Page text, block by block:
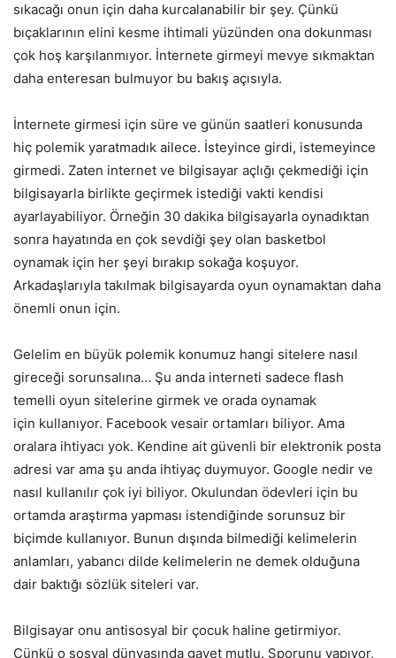
sıkacağı onun için daha kurcalanabilir bir şey. Çünkü
bıçaklarının elini kesme ihtimali yüzünden ona dokunması
çok hoş karşılanmıyor. İnternete girmeyi mevye sıkmaktan
daha enteresan bulmuyor bu bakış açısıyla.
İnternete girmesi için süre ve günün saatleri konusunda
hiç polemik yaratmadık ailece. İsteyince girdi, istemeyince
girmedi. Zaten internet ve bilgisayar açlığı çekmediği için
bilgisayarla birlikte geçirmek istediği vakti kendisi
ayarlayabiliyor. Örneğin 30 dakika bilgisayarla oynadıktan
sonra hayatında en çok sevdiği şey olan basketbol
oynamak için her şeyi bırakıp sokağa koşuyor.
Arkadaşlarıyla takılmak bilgisayarda oyun oynamaktan daha
önemli onun için.
Gelelim en büyük polemik konumuz hangi sitelere nasıl
gireceği sorunsalına… Şu anda interneti sadece flash
temelli oyun sitelerine girmek ve orada oynamak
için kullanıyor. Facebook vesair ortamları biliyor. Ama
oralara ihtiyacı yok. Kendine ait güvenli bir elektronik posta
adresi var ama şu anda ihtiyaç duymuyor. Google nedir ve
nasıl kullanılır çok iyi biliyor. Okulundan ödevleri için bu
ortamda araştırma yapması istendiğinde sorunsuz bir
biçimde kullanıyor. Bunun dışında bilmediği kelimelerin
anlamları, yabancı dilde kelimelerin ne demek olduğuna
dair baktığı sözlük siteleri var.
Bilgisayar onu antisosyal bir çocuk haline getirmiyor.
Çünkü o sosyal dünyasında gayet mutlu. Sporunu yapıyor,